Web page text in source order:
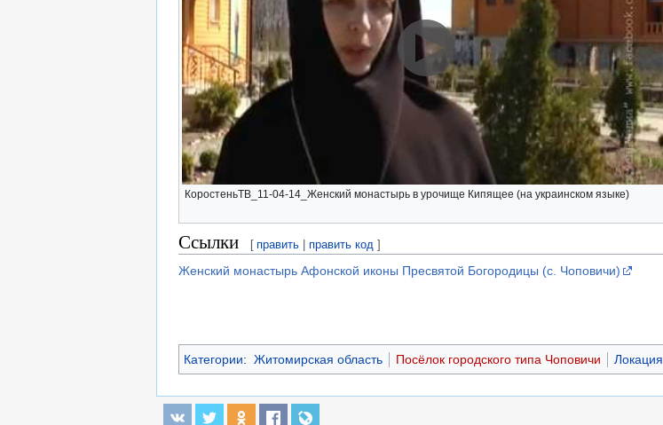
КоростеньТВ_11-04-14_Женский монастырь в урочище Кипящее (на украинском языке)
Ссылки [ править |править код ]
Женский монастырь Афонской иконы Пресвятой Богородицы (с. Чоповичи)
Категории: Житомирская область Посёлок городского типа Чоповичи Локация